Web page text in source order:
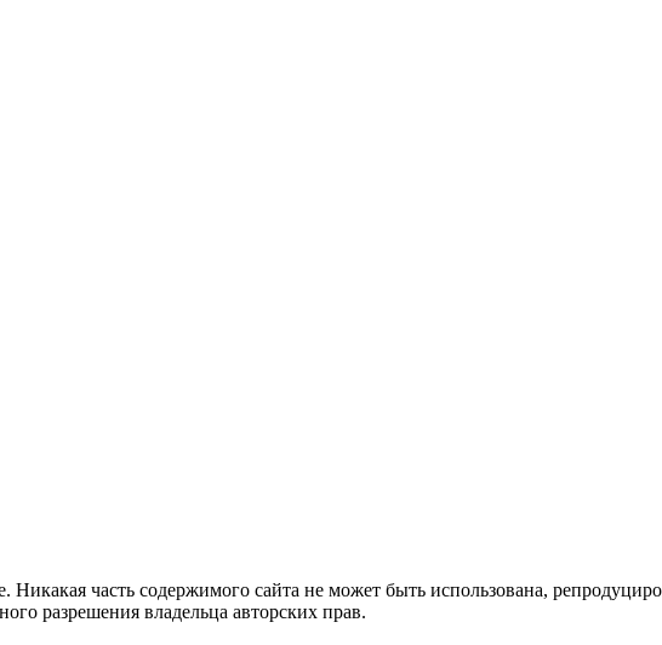
Никакая часть содержимого сайта не может быть использована,
разрешения владельца авторских прав.